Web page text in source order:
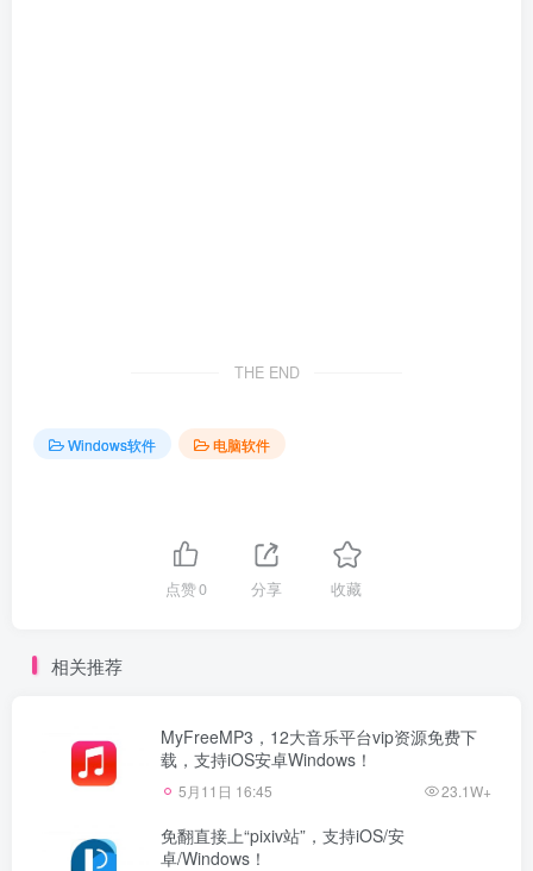
THE END
Windows软件 电脑软件
点赞0 分享 收藏
相关推荐
MyFreeMP3，12大音乐平台vip资源免费下
载，支持iOS安卓Windows！
5月11日 16:45 23.1W+
免翻直接上“pixiv站”，支持iOS/安
卓/Windows！